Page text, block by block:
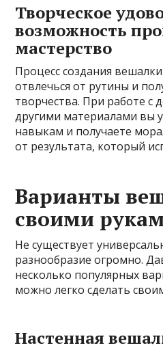
Творческое
возможность
мастерство
Процесс создания
отвлечься от рутины и
творчества. При работе с
другими материалами вы
навыкам и получаете
от результата, который
Варианты
своими
Не существует
разнообразие огромно.
несколько популярных
можно легко сделать
Настенная